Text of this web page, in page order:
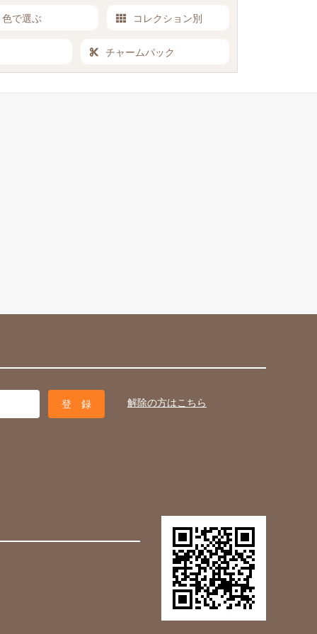
色で選ぶ コレクション別
チャームパック
解除の方はこちら